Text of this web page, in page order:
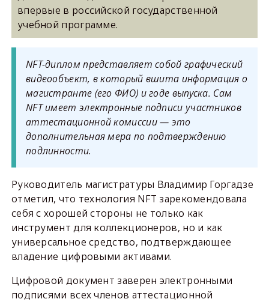
впервые в российской государственной
учебной программе.
NFT-диплом представляет собой графический
видеообъект, в который вшита информация о
магистранте (его ФИО) и годе выпуска. Сам
NFT имеет электронные подписи участников
аттестационной комиссии — это
дополнительная мера по подтверждению
подлинности.
Руководитель магистратуры Владимир Горгадзе
отметил, что технология NFT зарекомендовала
себя с хорошей стороны не только как
инструмент для коллекционеров, но и как
универсальное средство, подтверждающее
владение цифровыми активами.
Цифровой документ заверен электронными
подписями всех членов аттестационной